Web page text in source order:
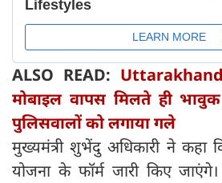
ALSO READ:
मोबाइल वापस मिलते ही
पुलिसवालों को लगाया गले
मुख्यमंत्री शुभेंदु अधिकारी ने कहा
योजना के फॉर्म जारी किए